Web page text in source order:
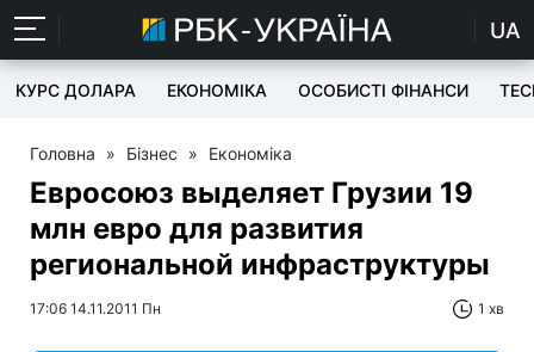
UA
КУРС ДОЛАРА ЕКОНОМІКА ОСОБИСТІ ФІНАНСИ
Головна » Бізнес » Економіка
Евросоюз выделяет Грузии 19
млн евро для развития
региональной инфраструктуры
17:06 14.11.2011 Пн 1 хв